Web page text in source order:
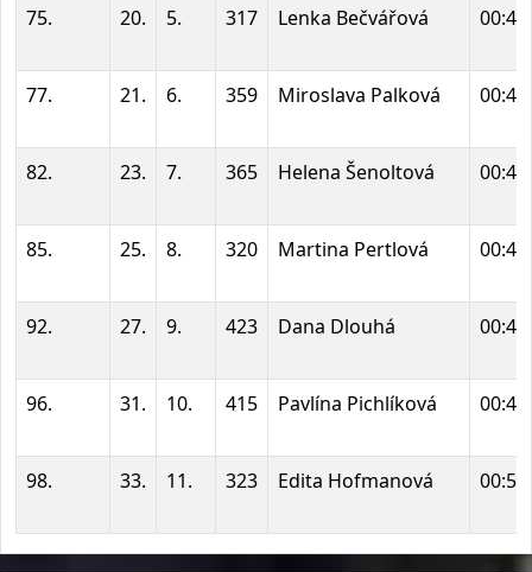
75. 20. 5. 317 Lenka Bečvářová
77. 21. 6. 359 Miroslava Palková
82. 23. 7. 365 Helena Šenoltová
85. 25. 8. 320 Martina Pertlová
92. 27. 9. 423 Dana Dlouhá
96. 31. 10. 415 Pavlína Pichlíková
98. 33. 11. 323 Edita Hofmanová